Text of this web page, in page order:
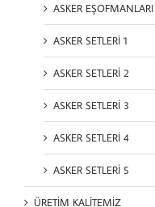
ASKER EŞOFMANLARI
ASKER SETLERİ 1
ASKER SETLERİ 2
ASKER SETLERİ 3
ASKER SETLERİ 4
ASKER SETLERİ 5
ÜRETİM KALİTEMİZ